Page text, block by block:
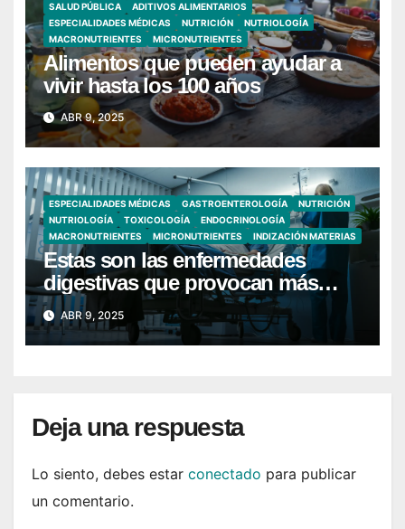
SALUD PÚBLICA
ADITIVOS ALIMENTARIOS
ESPECIALIDADES MÉDICAS
NUTRICIÓN
NUTRIOLOGÍA
MACRONUTRIENTES
MICRONUTRIENTES
Alimentos que pueden ayudar a
vivir hasta los 100 años
ABR 9, 2025
ESPECIALIDADES MÉDICAS GASTROENTEROLOGÍA
NUTRICIÓN
NUTRIOLOGÍA
TOXICOLOGÍA
ENDOCRINOLOGÍA
MACRONUTRIENTES
MICRONUTRIENTES INDIZACIÓN MATERIAS
Estas son las enfermedades
digestivas que provocan más
hospitalizaciones en España
ABR 9, 2025
Deja una respuesta
Lo siento, debes estar conectado para publicar
un comentario.